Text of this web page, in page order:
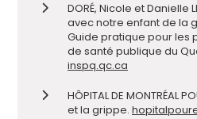
DORÉ, Nicole et Danielle
avec notre enfant de la
Guide pratique pour les
de santé publique du
inspq.qc.ca
HÔPITAL DE MONTRÉAL
et la grippe.